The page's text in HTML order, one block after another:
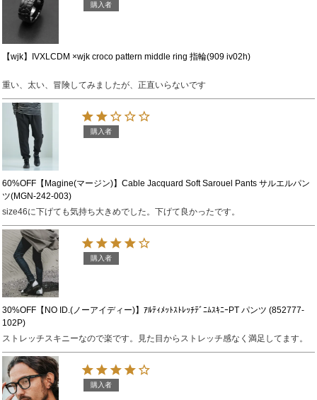
【wjk】IVXLCDM ×wjk croco pattern middle ring 指輪(909 iv02h)
購入者
重い、太い、冒険してみましたが、正直いらないです
60%OFF【Magine(マージン)】Cable Jacquard Soft Sarouel Pants サルエルパン
ツ(MGN-242-003)
購入者
size46に下げても気持ち大きめでした。下げて良かったです。
30%OFF【NO ID.(ノーアイディー)】ｱﾙﾃｨﾒｯﾄｽﾄﾚｯﾁﾃﾞﾆﾑｽｷﾆｰPT パンツ (852777-
102P)
購入者
ストレッチスキニーなので楽です。見た目からストレッチ感なく満足してます。
購入者